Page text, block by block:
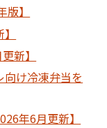
】
新】
け冷凍弁当を
年6月更新】